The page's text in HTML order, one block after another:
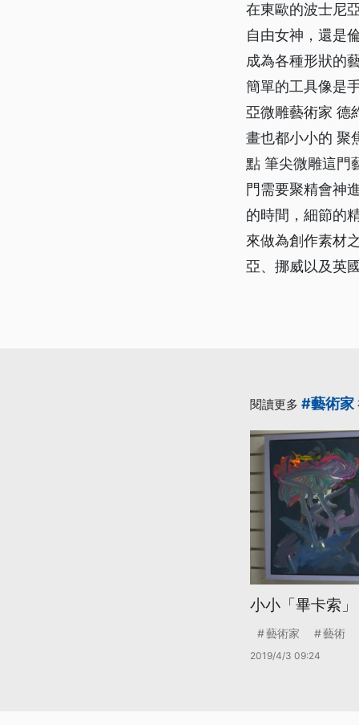
在東歐的波士尼
自由女神，還是
成為各種形狀的
簡單的工具像是
亞微雕藝術家 德
畫也都小小的 聚
點 筆尖微雕這門
門需要聚精會神
的時間，細節的
來做為創作素材
亞、挪威以及英
閱讀更多 #藝術家
小小「畢卡索
藝術家 藝術
2019/4/3 09:24